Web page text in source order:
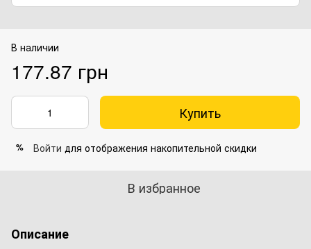
В наличии
177.87 грн
Купить
% Войти для отображения накопительной скидки
В избранное
Описание